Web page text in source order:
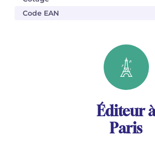
Code EAN
Éditeur
Paris